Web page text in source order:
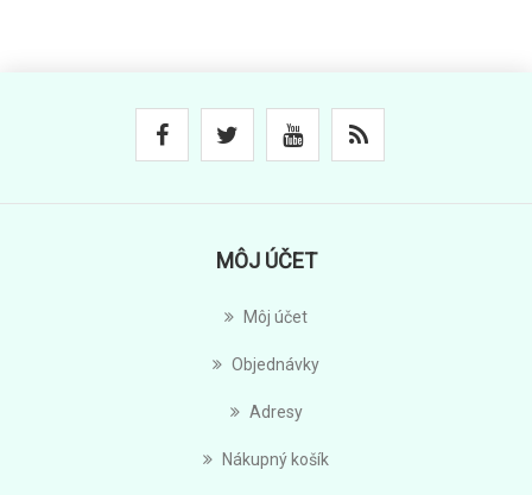
MÔJ ÚČET
Môj účet
Objednávky
Adresy
Nákupný košík